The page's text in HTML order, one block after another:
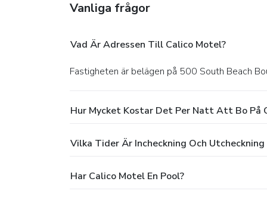
Vanliga frågor
Vad Är Adressen Till Calico Motel?
Fastigheten är belägen på 500 South Beach
Hur Mycket Kostar Det Per Natt Att Bo På
Vilka Tider Är Incheckning Och
Har Calico Motel En Pool?